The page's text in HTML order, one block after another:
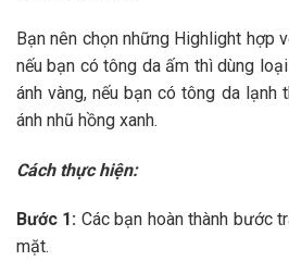
Bạn nên chọn những Highlight hợp
nếu bạn có tông da ấm thì dùng
ánh vàng, nếu bạn có tông da lạnh
ánh nhũ hồng xanh.
Cách thực hiện:
Bước 1: Các bạn hoàn thành bước
mặt.